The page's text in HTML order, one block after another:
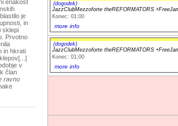
enakost
je
in
sklepi
Prvotno
in hkrati
v
član
ravno
(dogodek)
JazzClubMezzoforte theREFORMATORS
Konec: 01:00
more info
(dogodek)
JazzClubMezzoforte theREFORMATORS
Konec: 01:00
more info